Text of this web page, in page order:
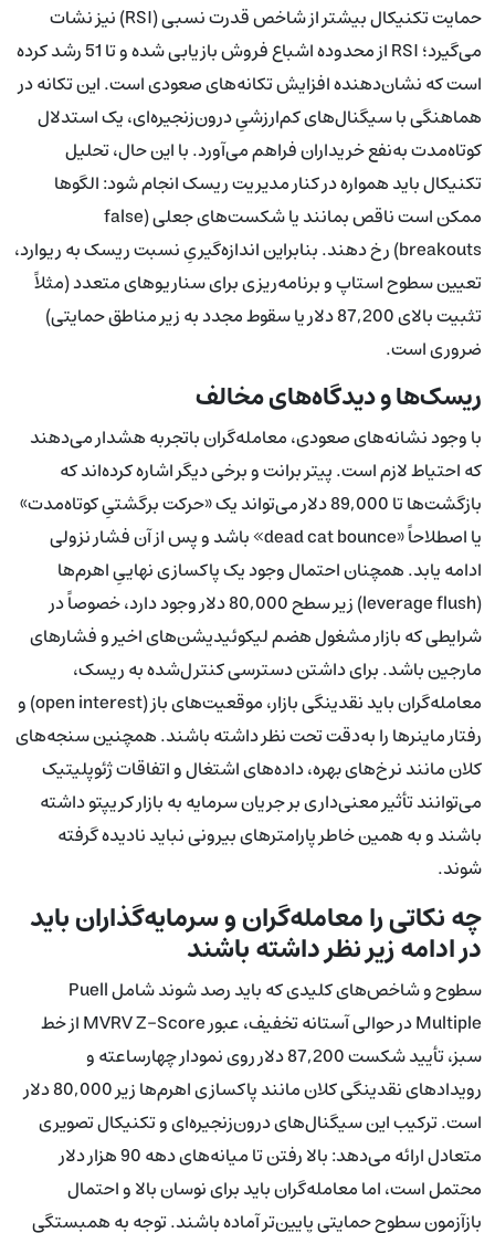
حمایت تکنیکال بیشتر از شاخص قدرت نسبی (RSI) نیز نشات
می‌گیرد؛ RSI از محدوده اشباع فروش بازیابی شده و تا 51 رشد کرده
است که نشان‌دهنده افزایش تکانه‌های صعودی است. این تکانه در
هماهنگی با سیگنال‌های کم‌ارزشیِ درون‌زنجیره‌ای، یک استدلال
کوتاه‌مدت به‌نفع خریداران فراهم می‌آورد. با این حال، تحلیل
تکنیکال باید همواره در کنار مدیریت ریسک انجام شود: الگوها
ممکن است ناقص بمانند یا شکست‌های جعلی (false
breakouts) رخ دهند. بنابراین اندازه‌گیریِ نسبت ریسک به ریوارد،
تعیین سطوح استاپ و برنامه‌ریزی برای سناریوهای متعدد (مثلاً
تثبیت بالای 87,200 دلار یا سقوط مجدد به زیر مناطق حمایتی)
ضروری است.
ریسک‌ها و دیدگاه‌های مخالف
با وجود نشانه‌های صعودی، معامله‌گران باتجربه هشدار می‌دهند
که احتیاط لازم است. پیتر برانت و برخی دیگر اشاره کرده‌اند که
بازگشت‌ها تا 89,000 دلار می‌تواند یک «حرکت برگشتیِ کوتاه‌مدت»
یا اصطلاحاً «dead cat bounce» باشد و پس از آن فشار نزولی
ادامه یابد. همچنان احتمال وجود یک پاکسازی نهاییِ اهرم‌ها
(leverage flush) زیر سطح 80,000 دلار وجود دارد، خصوصاً در
شرایطی که بازار مشغول هضم لیکوئیدیشن‌های اخیر و فشارهای
مارجین باشد. برای داشتن دسترسی کنترل‌شده به ریسک،
معامله‌گران باید نقدینگی بازار، موقعیت‌های باز (open interest) و
رفتار ماینرها را به‌دقت تحت نظر داشته باشند. همچنین سنجه‌های
کلان مانند نرخ‌های بهره، داده‌های اشتغال و اتفاقات ژئوپلیتیک
می‌توانند تأثیر معنی‌داری بر جریان سرمایه به بازار کریپتو داشته
باشند و به همین خاطر پارامترهای بیرونی نباید نادیده گرفته
شوند.
چه نکاتی را معامله‌گران و سرمایه‌گذاران باید
در ادامه زیر نظر داشته باشند
سطوح و شاخص‌های کلیدی که باید رصد شوند شامل Puell
Multiple در حوالی آستانه تخفیف، عبور MVRV Z-Score از خط
سبز، تأیید شکست 87,200 دلار روی نمودار چهارساعته و
رویدادهای نقدینگی کلان مانند پاکسازی اهرم‌ها زیر 80,000 دلار
است. ترکیب این سیگنال‌های درون‌زنجیره‌ای و تکنیکال تصویری
متعادل ارائه می‌دهد: بالا رفتن تا میانه‌های دهه 90 هزار دلار
محتمل است، اما معامله‌گران باید برای نوسان بالا و احتمال
بازآزمون سطوح حمایتی پایین‌تر آماده باشند. توجه به همبستگی